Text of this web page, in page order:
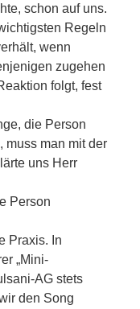
schon auf uns.
Regeln
wenn
zugehen
folgt, fest
die Person
muss man mit der
uns Herr
Person
Praxis. In
„Mini-
AG stets
den Song